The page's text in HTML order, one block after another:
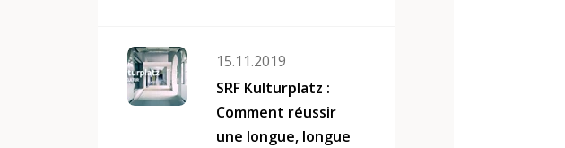
intergénérationnelles
15.11.2019
SRF Kulturplatz :
Comment réussir
une longue, longue